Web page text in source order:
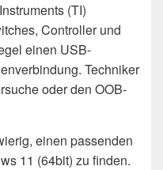
(TI)
Controller und
einen USB-
Techniker
oder den OOB-
einen passenden
11 (64bit) zu finden.